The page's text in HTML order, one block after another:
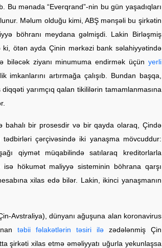
mənada “Everqrand”-nin bu gün yaşadıqları
Məlum olduğu kimi, ABŞ mənşəli bu şirkətin
böhranı meydana gəlmişdi. Lakin Birləşmiş
ötən ayda Çinin mərkəzi bank səlahiyyətində
biləcək ziyanı minumuma endirmək üçün yerli
artırmağa çalışıb. Bundan başqa,
yarımçıq qalan tikililərin tamamlanmasına
bahalı bir prosesdir və bir qayda olaraq, Çində
çərçivəsində iki yanaşma mövcuddur:
qiymət müqabilində satılaraq kreditorlarla
isə hökumət maliyyə sisteminin böhrana qarşı
xilas edə bilər. Lakin, ikinci yanaşmanın
Avstraliya), dünyanı ağuşuna alan koronavirus
təbii fəlakətlərin təsiri iləzədələnmiş Çin
şirkəti xilas etmə əməliyyatı uğurla yekunlaşsa